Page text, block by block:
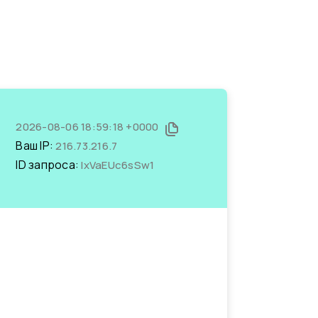
2026-08-06 18:59:18 +0000
Ваш IP:216.73.216.7
ID запроса:IxVaEUc6sSw1